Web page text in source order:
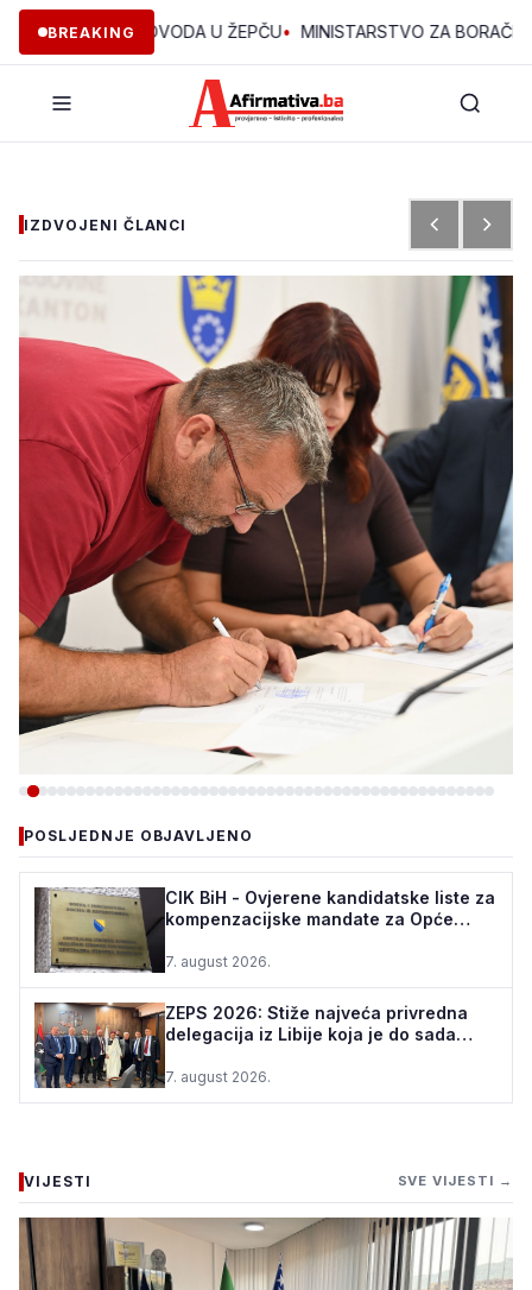
BREAKING
VODOVODA U ŽEPČU• MINISTARSTVO ZA BORAČKA
IZDVOJENI ČLANCI
MINISTARSTVO ZA BORAČKA
PITANJA ZDK POTPISALO
UGOVORE SA 94 KORISNIKA
PROGRAMA "BIZNIS PL...
7. august 2026.•81 pregleda
POSLJEDNJE OBJAVLJENO
CIK BiH - Ovjerene kandidatske liste za
kompenzacijske mandate za Opće
7. august 2026.
ZEPS 2026: Stiže najveća privredna
delegacija iz Libije koja je do sada
7. august 2026.
VIJESTI SVE VIJESTI →